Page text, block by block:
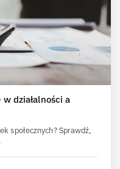
w działalności a
społecznych? Sprawdź,